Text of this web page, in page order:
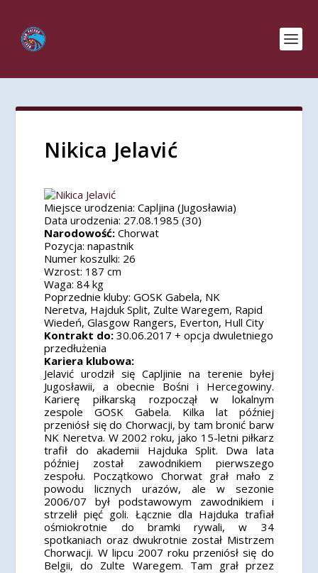
Nikica Jelavić
Miejsce urodzenia: Capljina (Jugosławia)
Data urodzenia: 27.08.1985 (30)
Narodowość: Chorwat
Pozycja: napastnik
Numer koszulki: 26
Wzrost: 187 cm
Waga: 84 kg
Poprzednie kluby:GOSK Gabela, NK
Neretva, Hajduk Split, Zulte Waregem, Rapid
Wiedeń, Glasgow Rangers, Everton, Hull City
Kontrakt do: 30.06.2017 + opcja dwuletniego
przedłużenia
Kariera klubowa:
Jelavić urodził się Capljinie na terenie byłej
Jugosławii, a obecnie Bośni i Hercegowiny.
Karierę piłkarską rozpoczął w lokalnym
zespole GOSK Gabela. Kilka lat później
przeniósł się do Chorwacji, by tam bronić barw
NK Neretva. W 2002 roku, jako 15-letni piłkarz
trafił do akademii Hajduka Split. Dwa lata
później został zawodnikiem pierwszego
zespołu. Początkowo Chorwat grał mało z
powodu licznych urazów, ale w sezonie
2006/07 był podstawowym zawodnikiem i
strzelił pięć goli. Łącznie dla Hajduka trafiał
ośmiokrotnie do bramki rywali, w 34
spotkaniach oraz dwukrotnie został Mistrzem
Chorwacji. W lipcu 2007 roku przeniósł się do
Belgii, do Zulte Waregem. Tam grał przez